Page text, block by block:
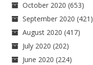
October 2020 (653)
September 2020 (421)
August 2020 (417)
July 2020 (202)
June 2020 (224)